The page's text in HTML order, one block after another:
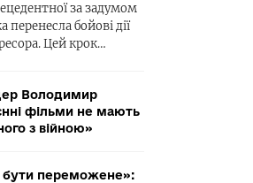
за задумом
бойові дії
Цей крок…
Володимир
фільми не мають
з війною»
бути переможене»: